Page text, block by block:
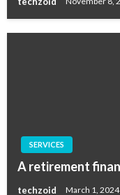
SERVICES
A retirement
techzoid March 1, 2024